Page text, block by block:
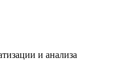
и анализа